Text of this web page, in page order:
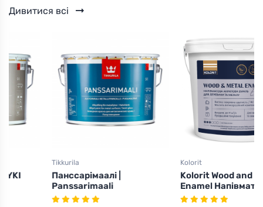
Дивитися всі
Панссарімаалі |
Panssarimaali
Kolorit Wood and Metal
Enamel Напівматова | Вуд